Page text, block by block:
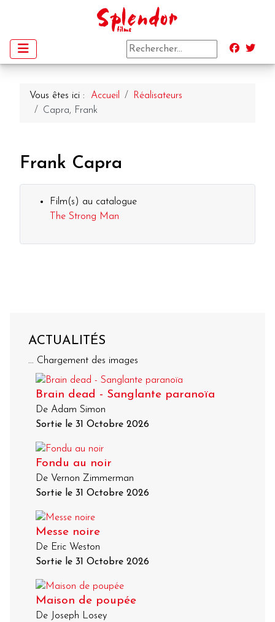
Vous êtes ici : Accueil
Réalisateurs
Capra, Frank
Frank Capra
Film(s) au catalogue
The Strong Man
ACTUALITÉS
... Chargement des images
Brain dead - Sanglante paranoïa
De Adam Simon
Sortie le 31 Octobre 2026
Fondu au noir
De Vernon Zimmerman
Sortie le 31 Octobre 2026
Messe noire
De Eric Weston
Sortie le 31 Octobre 2026
Maison de poupée
De Joseph Losey